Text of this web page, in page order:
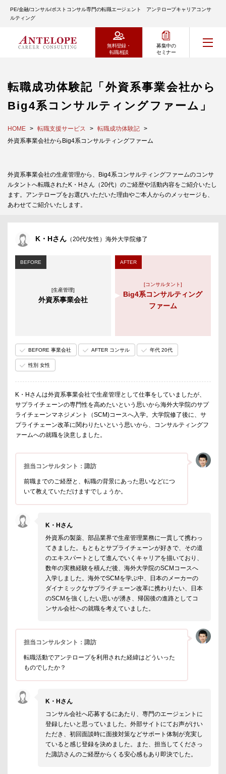
PE/金融/コンサル/ポストコンサル専門の転職エージェント アンテロープキャリアコンサ
ルティング
無料登録・
転職相談
募集中の
セミナー
転職成功体験記「外資系事業会社から
Big4系コンサルティングファーム」
HOME 転職支援サービス
転職成功体験記
外資系事業会社からBig4系コンサルティングファーム
外資系事業会社の生産管理から、Big4系コンサルティングファームのコンサ
ルタントへ転職されたK・Hさん（20代）のご経歴や活動内容をご紹介いたし
ます。アンテロープをお選びいただいた理由やご本人からのメッセージも、
あわせてご紹介いたします。
K・Hさん （20代/女性）海外大学院修了
BEFORE
[生産管理]
外資系事業会社
AFTER
[コンサルタント]
Big4系コンサルティング
ファーム
BEFORE 事業会社 AFTER コンサル 年代 20代
性別 女性
K・Hさんは外資系事業会社で生産管理として仕事をしていましたが、
サプライチェーンの専門性を高めたいという思いから海外大学院のサプ
ライチェーンマネジメント（SCM)コースへ入学。大学院修了後に、サ
プライチェーン改革に関わりたいという思いから、コンサルティングフ
ァームへの就職を決意しました。
担当コンサルタント：諏訪
前職までのご経歴と、転職の背景にあった思いなどにつ
いて教えていただけますでしょうか。
K・Hさん
外資系の製薬、部品業界で生産管理業務に一貫して携わっ
てきました。もともとサプライチェーンが好きで、その道
のエキスパートとして進んでいくキャリアを描いており、
数年の実務経験を積んだ後、海外大学院のSCMコースへ
入学しました。海外でSCMを学ぶ中、日本のメーカーの
ダイナミックなサプライチェーン改革に携わりたい、日本
のSCMを強くしたい思いが湧き、帰国後の進路としてコ
ンサル会社への就職を考えていました。
担当コンサルタント：諏訪
転職活動でアンテロープを利用された経緯はどういった
ものでしたか？
K・Hさん
コンサル会社へ応募するにあたり、専門のエージェントに
登録したいと思っていました。外部サイトにてお声がけい
ただき、初回面談時に面接対策などサポート体制が充実し
ていると感じ登録を決めました。また、担当してくださっ
た諏訪さんのご経歴からくる安心感もあり即決でした。